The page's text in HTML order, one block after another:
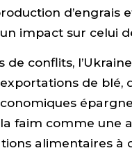
d’engrais
impact sur celui
conflits,
de blé,
faim comme une
alimentaires à